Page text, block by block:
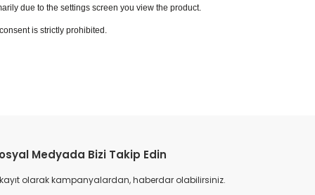
due to the settings screen you view the product.
is strictly prohibited.
Medyada Bizi Takip Edin
olarak kampanyalardan, haberdar olabilirsiniz.